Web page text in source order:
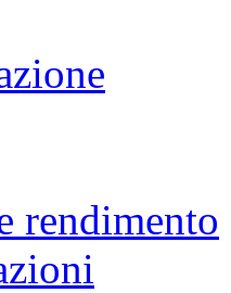
rendimento